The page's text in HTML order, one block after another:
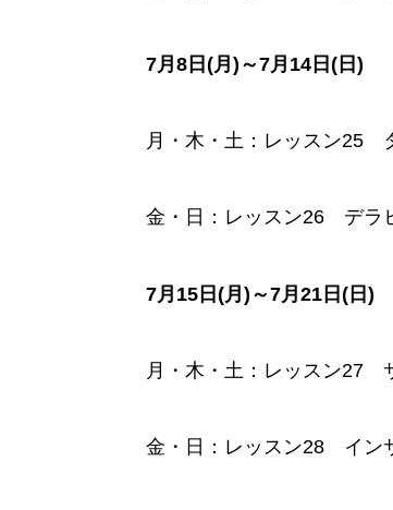
7月8日(月)～7月14日(日)
月・木・土：レッスン25
金・日：レッスン26 デラ
7月15日(月)～7月21日(日)
月・木・土：レッスン27
金・日：レッスン28 イン